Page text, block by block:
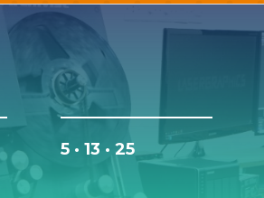
5 · 13 · 25